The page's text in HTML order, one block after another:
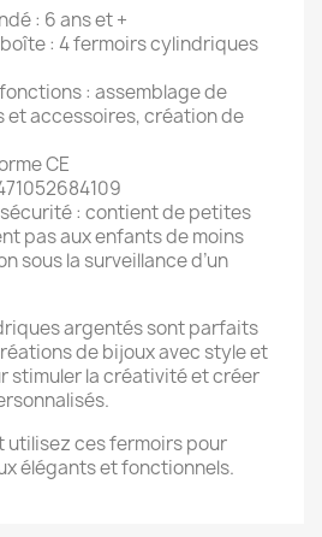
: 6 ans et +
: 4 fermoirs cylindriques
: assemblage de
et accessoires, création de
CE
: contient de petites
pas aux enfants de moins
sous la surveillance d’un
argentés sont parfaits
de bijoux avec style et
stimuler la créativité et créer
utilisez ces fermoirs pour
élégants et fonctionnels.